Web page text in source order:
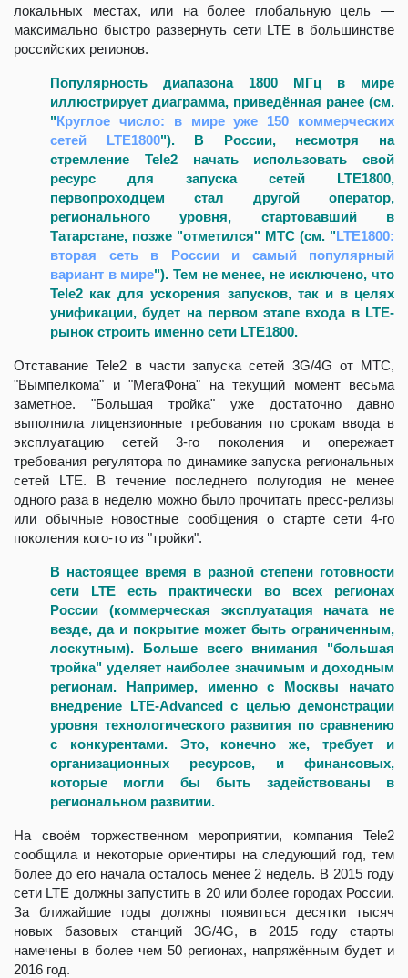
локальных местах, или на более глобальную цель —
максимально быстро развернуть сети LTE в большинстве
российских регионов.
Популярность диапазона 1800 МГц в мире
иллюстрирует диаграмма, приведённая ранее (см.
"Круглое число: в мире уже 150 коммерческих
сетей LTE1800"). В России, несмотря на
стремление Tele2 начать использовать свой
ресурс для запуска сетей LTE1800,
первопроходцем стал другой оператор,
регионального уровня, стартовавший в
Татарстане, позже "отметился" МТС (см. "LTE1800:
вторая сеть в России и самый популярный
вариант в мире"). Тем не менее, не исключено, что
Tele2 как для ускорения запусков, так и в целях
унификации, будет на первом этапе входа в LTE-
рынок строить именно сети LTE1800.
Отставание Tele2 в части запуска сетей 3G/4G от МТС,
"Вымпелкома" и "МегаФона" на текущий момент весьма
заметное. "Большая тройка" уже достаточно давно
выполнила лицензионные требования по срокам ввода в
эксплуатацию сетей 3-го поколения и опережает
требования регулятора по динамике запуска региональных
сетей LTE. В течение последнего полугодия не менее
одного раза в неделю можно было прочитать пресс-релизы
или обычные новостные сообщения о старте сети 4-го
поколения кого-то из "тройки".
В настоящее время в разной степени готовности
сети LTE есть практически во всех регионах
России (коммерческая эксплуатация начата не
везде, да и покрытие может быть ограниченным,
лоскутным). Больше всего внимания "большая
тройка" уделяет наиболее значимым и доходным
регионам. Например, именно с Москвы начато
внедрение LTE-Advanced с целью демонстрации
уровня технологического развития по сравнению
с конкурентами. Это, конечно же, требует и
организационных ресурсов, и финансовых,
которые могли бы быть задействованы в
региональном развитии.
На своём торжественном мероприятии, компания Tele2
сообщила и некоторые ориентиры на следующий год, тем
более до его начала осталось менее 2 недель. В 2015 году
сети LTE должны запустить в 20 или более городах России.
За ближайшие годы должны появиться десятки тысяч
новых базовых станций 3G/4G, в 2015 году старты
намечены в более чем 50 регионах, напряжённым будет и
2016 год.